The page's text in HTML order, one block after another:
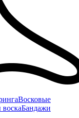
Восковые
Бандажи